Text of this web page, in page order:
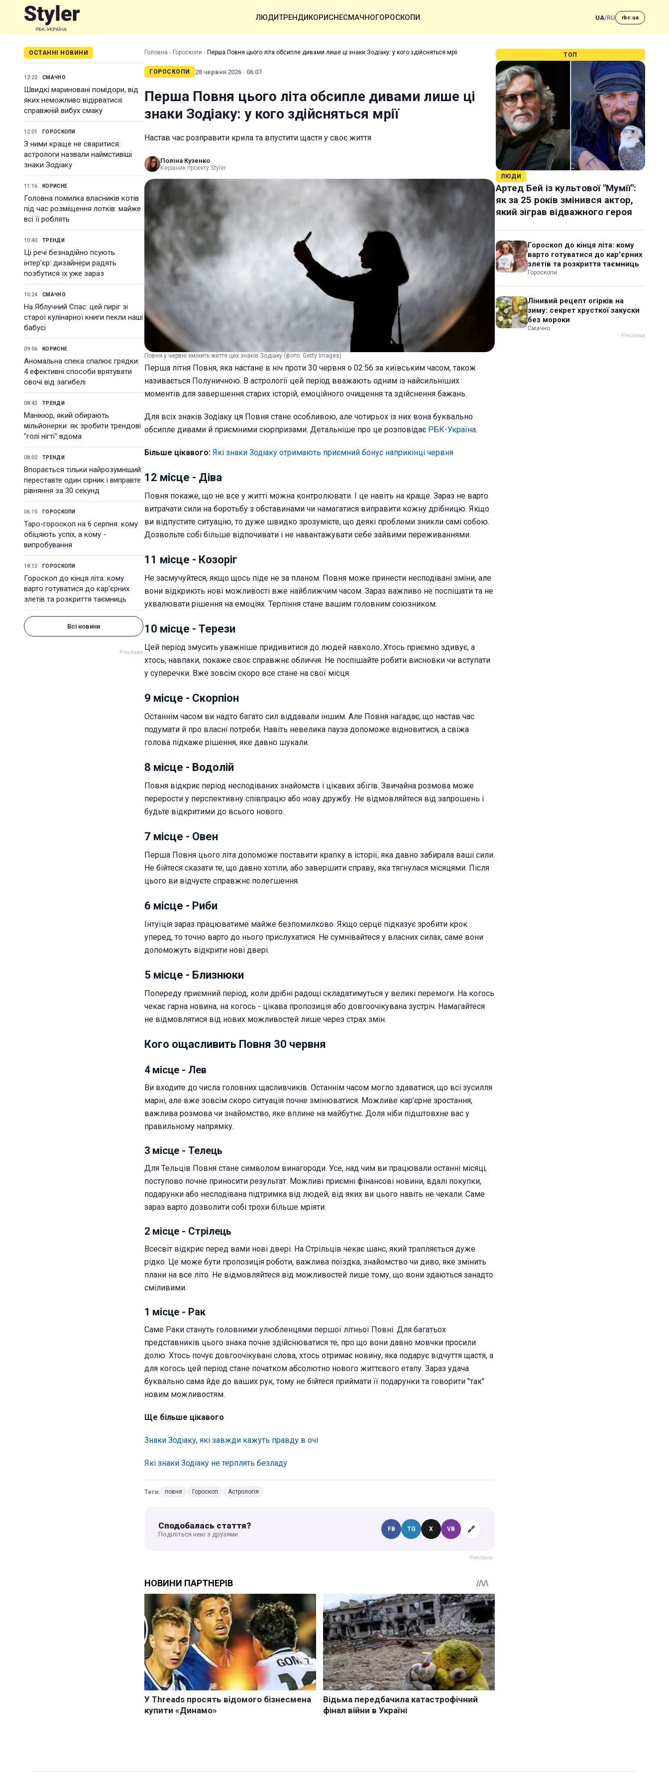
ЛЮДИТРЕНДИКОРИСНЕСМАЧНОГОРОСКОПИ UA/RU rbc.ua
ОСТАННІ НОВИНИ
12:22 СМАЧНО
Швидкі мариновані помідори, від
яких неможливо відірватися:
справжній вибух смаку
12:01 ГОРОСКОПИ
З ними краще не сваритися:
астрологи назвали наймстивіші
знаки Зодіаку
11:16 КОРИСНЕ
Головна помилка власників котів
під час розміщення лотків: майже
всі її роблять
10:40 ТРЕНДИ
Ці речі безнадійно псують
інтер'єр: дизайнери радять
позбутися їх уже зараз
10:24 СМАЧНО
На Яблучний Спас: цей пиріг зі
старої кулінарної книги пекли наші
бабусі
09:56 КОРИСНЕ
Аномальна спека спалює грядки:
4 ефективні способи врятувати
овочі від загибелі
08:43 ТРЕНДИ
Манікюр, який обирають
мільйонерки: як зробити трендові
"голі нігті" вдома
08:02 ТРЕНДИ
Впорається тільки найрозумніший:
переставте один сірник і виправте
рівняння за 30 секунд
06:15 ГОРОСКОПИ
Таро-гороскоп на 6 серпня: кому
обіцяють успіх, а кому -
випробування
18:13 ГОРОСКОПИ
Гороскоп до кінця літа: кому
варто готуватися до кар'єрних
злетів та розкриття таємниць
Всі новини
Головна › Гороскопи › Перша Повня цього літа обсипле дивами лише ці знаки Зодіаку: у кого здійсняться мрії
ГОРОСКОПИ 28 червня 2026 · 06:07
Перша Повня цього літа обсипле дивами лише ці
знаки Зодіаку: у кого здійсняться мрії
Настав час розправити крила та впустити щастя у своє життя
Поліна Кузенко
Керівник проєкту Styler
Повня у червні змінить життя цих знаків Зодіаку (фото: Getty Images)
Перша літня Повня, яка настане в ніч проти 30 червня о 02:56 за київським часом, також
називається Полуничною. В астрології цей період вважають одним із найсильніших
моментів для завершення старих історій, емоційного очищення та здійснення бажань.
Для всіх знаків Зодіаку ця Повня стане особливою, але чотирьох із них вона буквально
обсипле дивами й приємними сюрпризами. Детальніше про це розповідає РБК-Україна.
Більше цікавого: Які знаки Зодіаку отримають приємний бонус наприкінці червня
12 місце - Діва
Повня покаже, що не все у житті можна контролювати. І це навіть на краще. Зараз не варто
витрачати сили на боротьбу з обставинами чи намагатися виправити кожну дрібницю. Якщо
ви відпустите ситуацію, то дуже швидко зрозумієте, що деякі проблеми зникли самі собою.
Дозвольте собі більше відпочивати і не навантажувати себе зайвими переживаннями.
11 місце - Козоріг
Не засмучуйтеся, якщо щось піде не за планом. Повня може принести несподівані зміни, але
вони відкриють нові можливості вже найближчим часом. Зараз важливо не поспішати та не
ухвалювати рішення на емоціях. Терпіння стане вашим головним союзником.
10 місце - Терези
Цей період змусить уважніше придивитися до людей навколо. Хтось приємно здивує, а
хтось, навпаки, покаже своє справжнє обличчя. Не поспішайте робити висновки чи вступати
у суперечки. Вже зовсім скоро все стане на свої місця.
9 місце - Скорпіон
Останнім часом ви надто багато сил віддавали іншим. Але Повня нагадає, що настав час
подумати й про власні потреби. Навіть невелика пауза допоможе відновитися, а свіжа
голова підкаже рішення, яке давно шукали.
8 місце - Водолій
Повня відкриє період несподіваних знайомств і цікавих збігів. Звичайна розмова може
перерости у перспективну співпрацю або нову дружбу. Не відмовляйтеся від запрошень і
будьте відкритими до всього нового.
7 місце - Овен
Перша Повня цього літа допоможе поставити крапку в історії, яка давно забирала ваші сили.
Не бійтеся сказати те, що давно хотіли, або завершити справу, яка тягнулася місяцями. Після
цього ви відчуєте справжнє полегшення.
6 місце - Риби
Інтуїція зараз працюватиме майже безпомилково. Якщо серце підказує зробити крок
уперед, то точно варто до нього прислухатися. Не сумнівайтеся у власних силах, саме вони
допоможуть відкрити нові двері.
5 місце - Близнюки
Попереду приємний період, коли дрібні радощі складатимуться у великі перемоги. На когось
чекає гарна новина, на когось - цікава пропозиція або довгоочікувана зустріч. Намагайтеся
не відмовлятися від нових можливостей лише через страх змін.
Кого ощасливить Повня 30 червня
4 місце - Лев
Ви входите до числа головних щасливчиків. Останнім часом могло здаватися, що всі зусилля
марні, але вже зовсім скоро ситуація почне змінюватися. Можливе кар’єрне зростання,
важлива розмова чи знайомство, яке вплине на майбутнє. Доля ніби підштовхне вас у
правильному напрямку.
3 місце - Телець
Для Тельців Повня стане символом винагороди. Усе, над чим ви працювали останні місяці,
поступово почне приносити результат. Можливі приємні фінансові новини, вдалі покупки,
подарунки або несподівана підтримка від людей, від яких ви цього навіть не чекали. Саме
зараз варто дозволити собі трохи більше мріяти.
2 місце - Стрілець
Всесвіт відкриє перед вами нові двері. На Стрільців чекає шанс, який трапляється дуже
рідко. Це може бути пропозиція роботи, важлива поїздка, знайомство чи диво, яке змінить
плани на все літо. Не відмовляйтеся від можливостей лише тому, що вони здаються занадто
сміливими.
1 місце - Рак
Саме Раки стануть головними улюбленцями першої літньої Повні. Для багатьох
представників цього знака почне здійснюватися те, про що вони давно мовчки просили
долю. Хтось почує довгоочікувані слова, хтось отримає новину, яка подарує відчуття щастя, а
для когось цей період стане початком абсолютно нового життєвого етапу. Зараз удача
буквально сама йде до ваших рук, тому не бійтеся приймати її подарунки та говорити "так"
новим можливостям.
Ще більше цікавого
Знаки Зодіаку, які завжди кажуть правду в очі
Які знаки Зодіаку не терплять безладу
Теги: повня Гороскоп Астрологія
Сподобалась стаття?
Поділіться нею з друзями
FB TG X VB 🔗
ТОП
ЛЮДИ
Артед Бей із культової "Мумії":
як за 25 років змінився актор,
який зіграв відважного героя
Гороскоп до кінця літа: кому
варто готуватися до кар'єрних
злетів та розкриття таємниць
Гороскопи
Лінивий рецепт огірків на
зиму: секрет хрусткої закуски
без мороки
Смачно